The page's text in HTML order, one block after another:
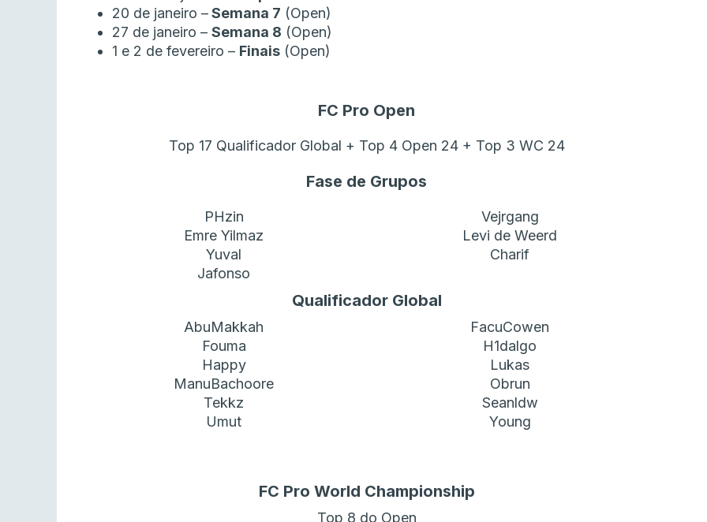
20 de janeiro –Semana 7 (Open)
27 de janeiro – Semana 8 (Open)
1 e 2 de fevereiro – Finais (Open)
FC Pro Open
Top 17 Qualificador Global + Top 4 Open 24 + Top 3 WC 24
Fase de Grupos
PHzin
Vejrgang
Emre Yilmaz
Levi de Weerd
Yuval
Charif
Jafonso
Qualificador Global
AbuMakkah
FacuCowen
Fouma
H1dalgo
Happy
Lukas
ManuBachoore
Obrun
Tekkz
Seanldw
Umut
Young
FC Pro World Championship
Top 8 do Open